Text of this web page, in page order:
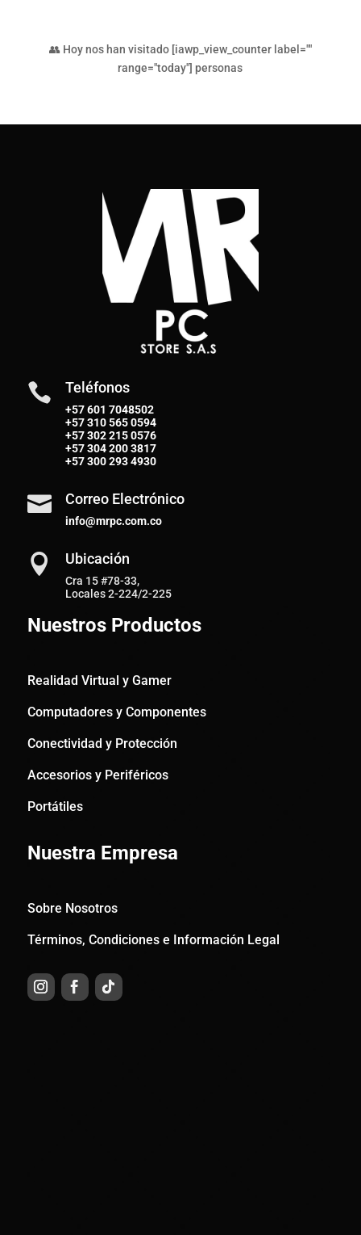
👥 Hoy nos han visitado [iawp_view_counter label=""
range="today"] personas
 Teléfonos
+57 601 7048502
+57310 565 0594
+57302 215 0576
+57304 200 3817
+57300 293 4930
 Correo Electrónico
info@mrpc.com.co
 Ubicación
Cra 15 #78-33,
Locales 2-224/2-225
Nuestros Productos
Realidad Virtual y Gamer
Computadores y Componentes
Conectividad y Protección
Accesorios y Periféricos
Portátiles
Nuestra Empresa
Sobre Nosotros
Términos, Condiciones e Información Legal